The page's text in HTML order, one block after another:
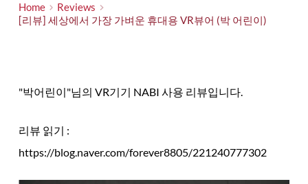
Home
Reviews
[리뷰] 세상에서 가장 가벼운 휴대용 VR뷰어 (박 어린이)
"박어린이"님의 VR기기 NABI 사용 리뷰입니다.
리뷰 읽기 :
https://blog.naver.com/forever8805/221240777302